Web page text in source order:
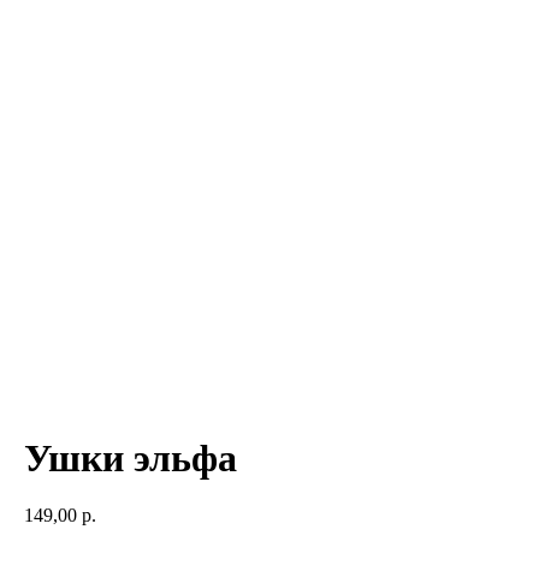
Ушки эльфа
149,00 р.